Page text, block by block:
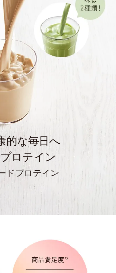
的な毎日へ
ロテイン
ドプロテイン